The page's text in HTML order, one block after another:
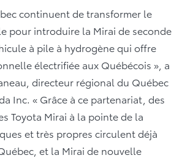
continuent de transformer le
pour introduire la Mirai de seconde
à pile à hydrogène qui offre
électrifiée aux Québécois », a
directeur régional du Québec
Inc. « Grâce à ce partenariat, des
Toyota Mirai à la pointe de la
et très propres circulent déjà
et la Mirai de nouvelle